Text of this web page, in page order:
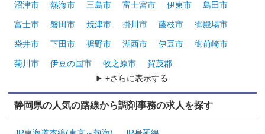
沼津市 熱海市 三島市 富士宮市 伊東市 島田市
富士市 磐田市 焼津市 掛川市 藤枝市 御殿場市
袋井市 下田市 裾野市 湖西市 伊豆市 御前崎市
菊川市 伊豆の国市 牧之原市
賀茂郡
+さらに表示する
静岡県の人気の路線から調剤事務の求人を探す